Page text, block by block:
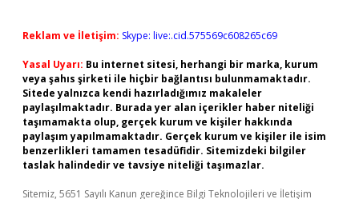
Reklam ve İletişim: Skype: live:.cid.575569c608265c69
Yasal Uyarı: Bu internet sitesi, herhangi bir marka, kurum
veya şahıs şirketi ile hiçbir bağlantısı bulunmamaktadır.
Sitede yalnızca kendi hazırladığımız makaleler
paylaşılmaktadır. Burada yer alan içerikler haber niteliği
taşımamakta olup, gerçek kurum ve kişiler hakkında
paylaşım yapılmamaktadır. Gerçek kurum ve kişiler ile isim
benzerlikleri tamamen tesadüfidir. Sitemizdeki bilgiler
taslak halindedir ve tavsiye niteliği taşımazlar.
Sitemiz, 5651 Sayılı Kanun gereğince Bilgi Teknolojileri ve İletişim